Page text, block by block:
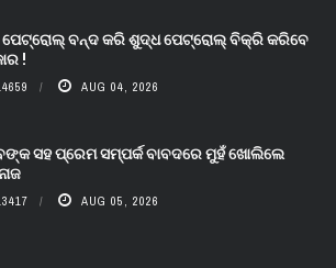
ପେଟ୍ରୋଲ୍ ବନ୍ଦ କରି ଶୁଦ୍ଧ ପେଟ୍ରୋଲ୍ ବିକ୍ରି କରିବେ
!
AUG 04, 2026
ସହ ପ୍ରେମ ସମ୍ପର୍କ ବାବଦରେ ମୁହଁ ଖୋଲିଲେ
AUG 05, 2026